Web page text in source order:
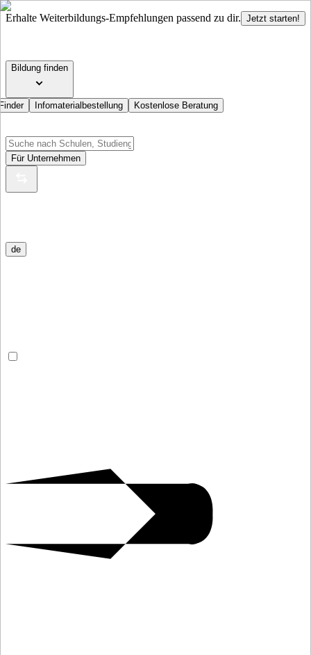
Erhalte Weiterbildungs-Empfehlungen passend zu dir. Jetzt starten!
Bildung finden
Infomaterialbestellung Kostenlose Beratung
Für Unternehmen
de